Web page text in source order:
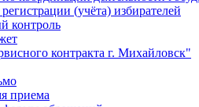
(учёта) избирателей
контроль
контракта г. Михайловск"
приема